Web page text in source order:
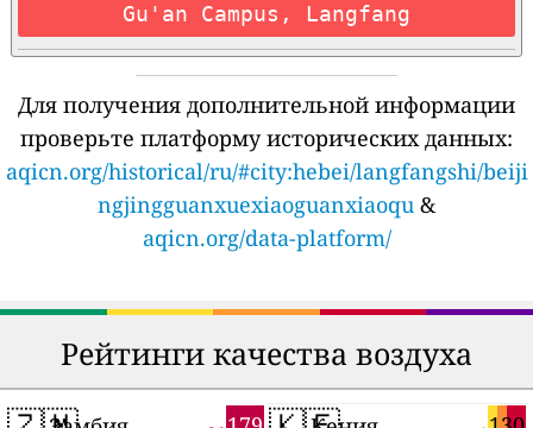
Gu'an Campus, Langfang
Для получения дополнительной информации
проверьте платформу исторических данных:
aqicn.org/historical/ru/#city:hebei/langfangshi/beiji
ngjingguanxuexiaoguanxiaoqu &
aqicn.org/data-platform/
Рейтинги качества воздуха